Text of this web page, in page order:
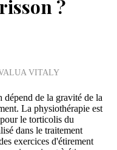
?
VALUA VITALY
de la gravité de la
La physiothérapie est
le torticolis du
dans le traitement
exercices d'étirement